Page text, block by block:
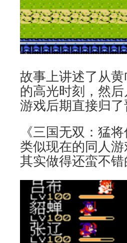
故事上讲述了从
的高光时刻，然
游戏后期直接归了
《三国无双：猛
类似现在的同人
其实做得还蛮不错